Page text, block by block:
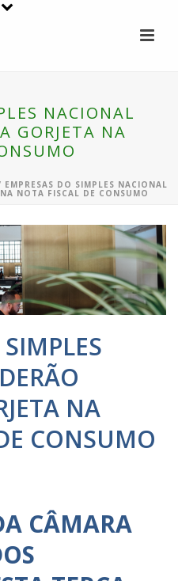
NACIONAL
GORJETA NA
EMPRESAS DO SIMPLES NACIONAL
NOTA FISCAL DE CONSUMO
NA
CONSUMO
CÂMARA